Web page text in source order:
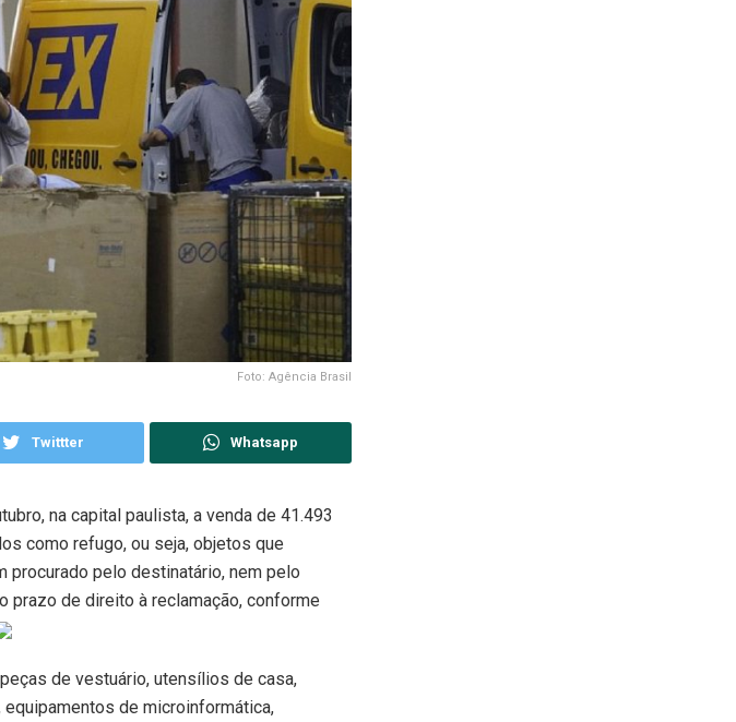
Foto: Agência Brasil
Twittter Whatsapp
na capital paulista, a venda de 41.493
como refugo, ou seja, objetos que
procurado pelo destinatário, nem pelo
prazo de direito à reclamação, conforme
de vestuário, utensílios de casa,
de microinformática,